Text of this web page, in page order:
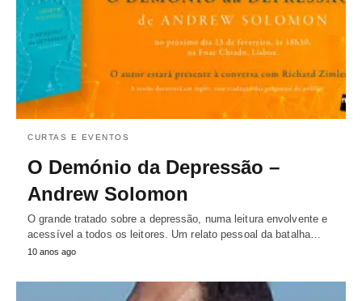
CURTAS E EVENTOS
O Demónio da Depressão –
Andrew Solomon
O grande tratado sobre a depressão, numa leitura envolvente e
acessível a todos os leitores. Um relato pessoal da batalha…
10 anos ago